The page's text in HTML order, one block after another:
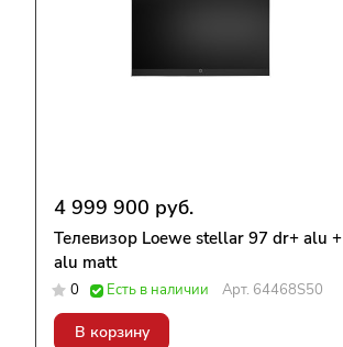
4 999 900 руб.
Телевизор Loewe stellar 97 dr+ alu +
alu matt
0 Есть в наличии Арт. 64468S50
В корзину